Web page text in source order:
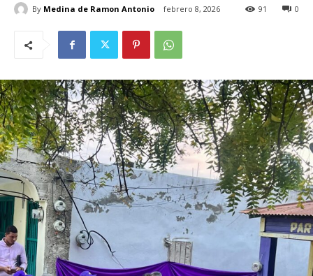
By Medina de Ramon Antonio febrero 8, 2026 0
91